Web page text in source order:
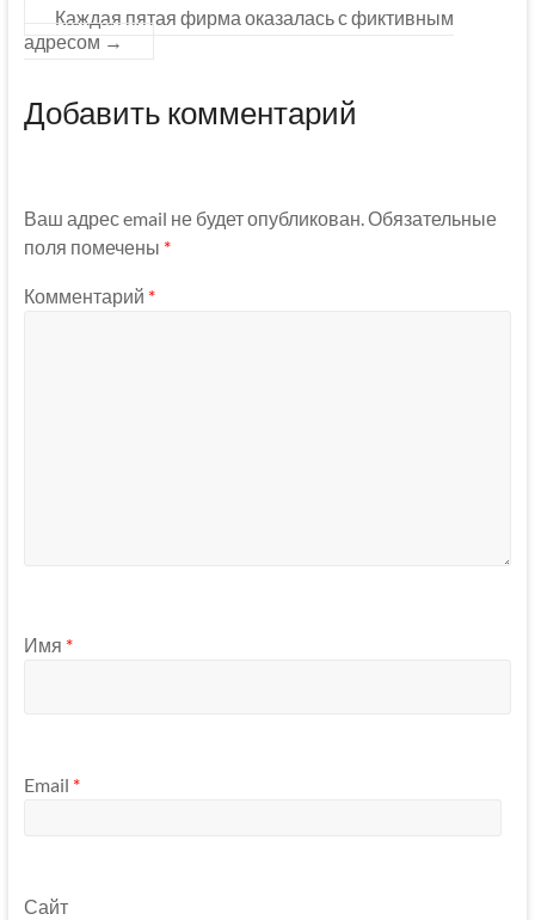
Каждая пятая фирма оказалась с фиктивным
адресом →
Добавить комментарий
Ваш адрес email не будет опубликован. Обязательные
поля помечены *
Комментарий *
Имя *
Email *
Сайт